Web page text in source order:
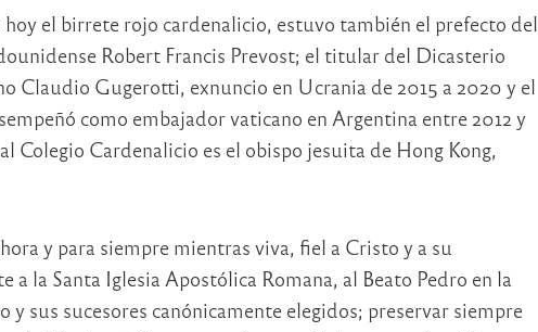
el birrete rojo cardenalicio, estuvo también el prefecto del
Robert Francis Prevost; el titular del Dicasterio
Claudio Gugerotti, exnuncio en Ucrania de 2015 a 2020 y el
como embajador vaticano en Argentina entre 2012 y
Colegio Cardenalicio es el obispo jesuita de Hong Kong,
y para siempre mientras viva, fiel a Cristo y a su
a la Santa Iglesia Apostólica Romana, al Beato Pedro en la
y sus sucesores canónicamente elegidos; preservar siempre